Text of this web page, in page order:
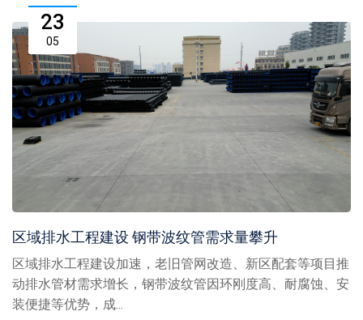
23
05
区域排水工程建设 钢带波纹管需求量攀升
区域排水工程建设加速，老旧管网改造、新区配套等项目推
动排水管材需求增长，钢带波纹管因环刚度高、耐腐蚀、安
装便捷等优势，成...